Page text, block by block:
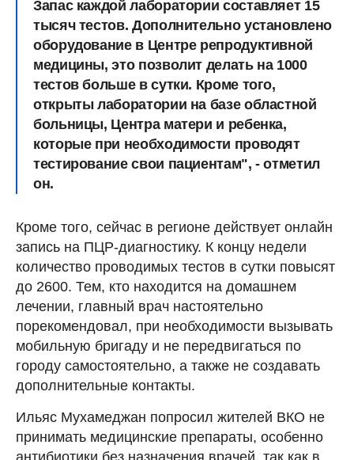
Запас каждой лаборатории составляет 15
тысяч тестов. Дополнительно установлено
оборудование в Центре репродуктивной
медицины, это позволит делать на 1000
тестов больше в сутки. Кроме того,
открыты лаборатории на базе областной
больницы, Центра матери и ребенка,
которые при необходимости проводят
тестирование свои пациентам", - отметил
он.​
Кроме того, сейчас в регионе действует онлайн
запись на ПЦР-диагностику. К концу недели
количество проводимых тестов в сутки повысят
до 2600. Тем, кто находится на домашнем
лечении, главный врач настоятельно
порекомендовал, при необходимости вызывать
мобильную бригаду и не передвигаться по
городу самостоятельно, а также не создавать
дополнительные контакты.​
Ильяс Мухамеджан попросил жителей ВКО не
принимать медицинские препараты, особенно
антибиотики без назначения врачей, так как в